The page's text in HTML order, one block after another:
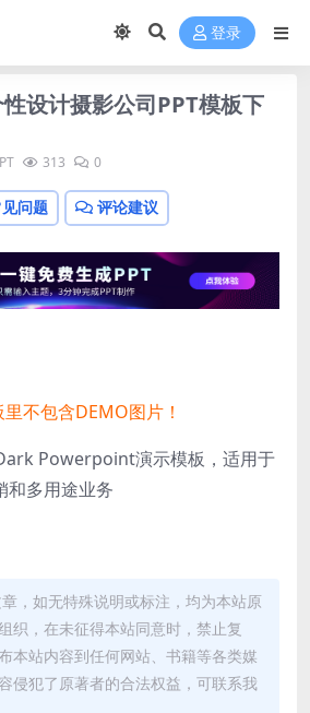
登录
设计摄影公司PPT模板下
313 0
问题 评论建议
不包含DEMO图片！
Powerpoint演示模板，适用于
和多用途业务
，如无特殊说明或标注，均为本站原
织，在未征得本站同意时，禁止复
本站内容到任何网站、书籍等各类媒
侵犯了原著者的合法权益，可联系我